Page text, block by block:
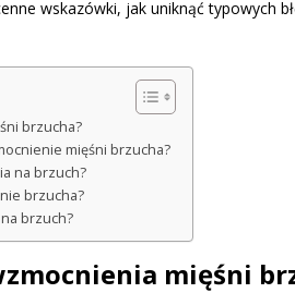
wskazówki, jak uniknąć typowych
brzucha?
mięśni brzucha?
na brzuch?
brzucha?
brzuch?
mięśni